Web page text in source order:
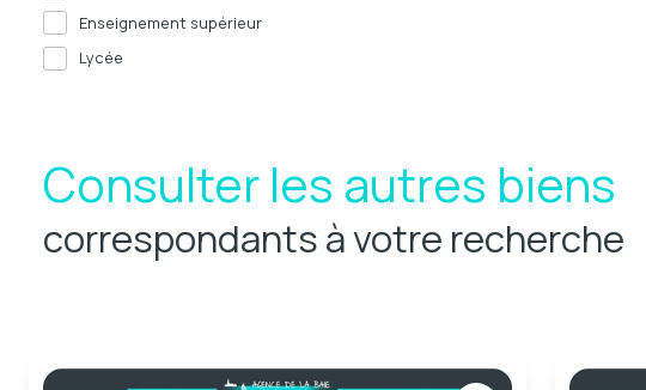
Enseignement supérieur
Lycée
Consulter les autres biens
correspondants à votre recherche